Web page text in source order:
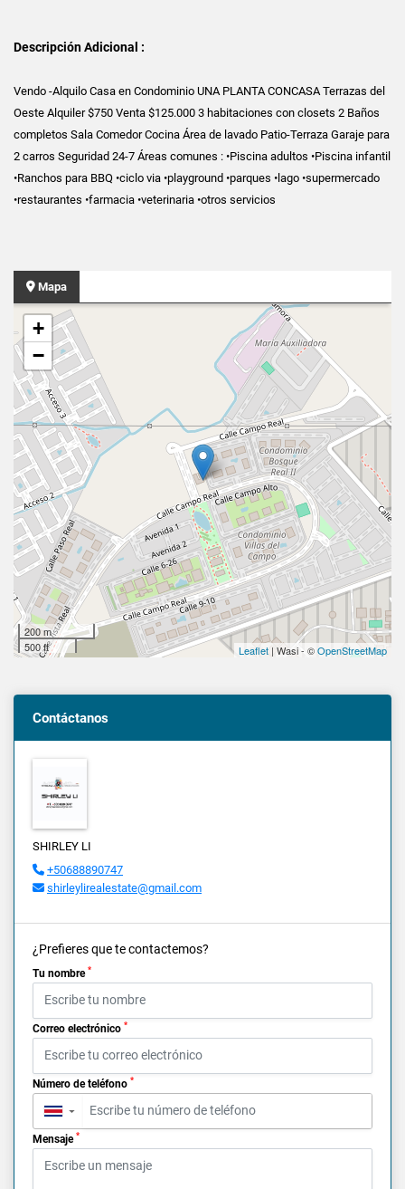
Descripción Adicional :
Vendo -Alquilo Casa en Condominio UNA PLANTA CONCASA Terrazas del
Oeste Alquiler $750 Venta $125.000 3 habitaciones con closets 2 Baños
completos Sala Comedor Cocina Área de lavado Patio-Terraza Garaje para
2 carros Seguridad 24-7 Áreas comunes : •Piscina adultos •Piscina infantil
•Ranchos para BBQ •ciclo via •playground •parques •lago •supermercado
•restaurantes •farmacia •veterinaria •otros servicios
Mapa
+
−
200 m
500 ft
Leaflet | Wasi - ©OpenStreetMap
Contáctanos
SHIRLEY LI
+50688890747
shirleylirealestate@gmail.com
¿Prefieres que te contactemos?
Tu nombre *
Correo electrónico *
Número de teléfono *
▼
Mensaje *